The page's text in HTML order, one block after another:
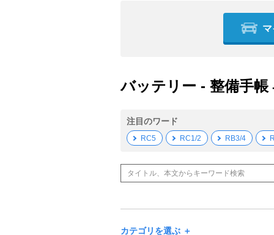
バッテリー - 整備手帳
注目のワード
RC5 RC1/2 RB3/4
カテゴリを選ぶ ＋